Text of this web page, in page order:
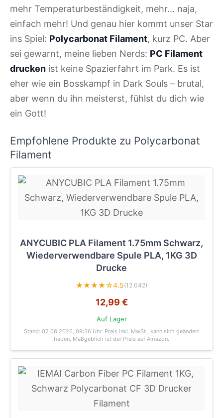
mehr Temperaturbeständigkeit, mehr... naja,
einfach mehr! Und genau hier kommt unser Star
ins Spiel: Polycarbonat Filament, kurz PC. Aber
sei gewarnt, meine lieben Nerds: PC Filament
drucken ist keine Spazierfahrt im Park. Es ist
eher wie ein Bosskampf in Dark Souls – brutal,
aber wenn du ihn meisterst, fühlst du dich wie
ein Gott!
Empfohlene Produkte zu Polycarbonat
Filament
ANYCUBIC PLA Filament 1.75mm Schwarz,
Wiederverwendbare Spule PLA, 1KG 3D
Drucke
★★★★☆4.5(12.042)
12,99 €
Auf Lager
Stand: 02.08.2026, 09:36 Uhr. Preis inkl. MwSt., kann sich geändert
haben. Maßgeblich ist der Preis auf Amazon.